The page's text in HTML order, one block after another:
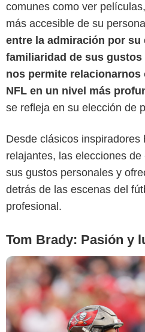
comunes como ver
más accesible de su
entre la admiración por su
familiaridad de sus
nos permite relacionarnos
NFL en un nivel más
se refleja en su elección de
Desde clásicos inspiradores
relajantes, las elecciones
sus gustos personales y
detrás de las escenas del
profesional.
Tom Brady: Pasión y
El